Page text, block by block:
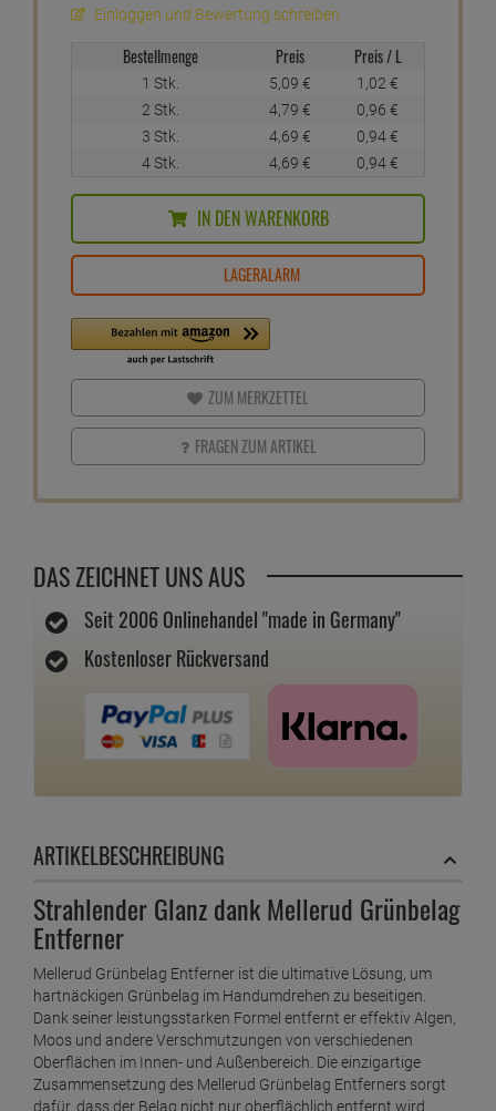
Einloggen und Bewertung schreiben
Bestellmenge Preis Preis / L
1 Stk. 5,09 € 1,02 €
2 Stk.
4,79 € 0,96 €
3 Stk.
4,69 € 0,94€
4 Stk.
4,69 € 0,94€
IN DEN WARENKORB
LAGERALARM
ZUM MERKZETTEL
FRAGEN ZUM ARTIKEL
DAS ZEICHNET UNS AUS
Seit 2006 Onlinehandel "made in Germany"
Kostenloser Rückversand
ARTIKELBESCHREIBUNG
Strahlender Glanz dank Mellerud Grünbelag
Entferner
Mellerud Grünbelag Entferner ist die ultimative Lösung, um
hartnäckigen Grünbelag im Handumdrehen zu beseitigen.
Dank seiner leistungsstarken Formel entfernt er effektiv Algen,
Moos und andere Verschmutzungen von verschiedenen
Oberflächen im Innen- und Außenbereich. Die einzigartige
Zusammensetzung des Mellerud Grünbelag Entferners sorgt
dafür, dass der Belag nicht nur oberflächlich entfernt wird,